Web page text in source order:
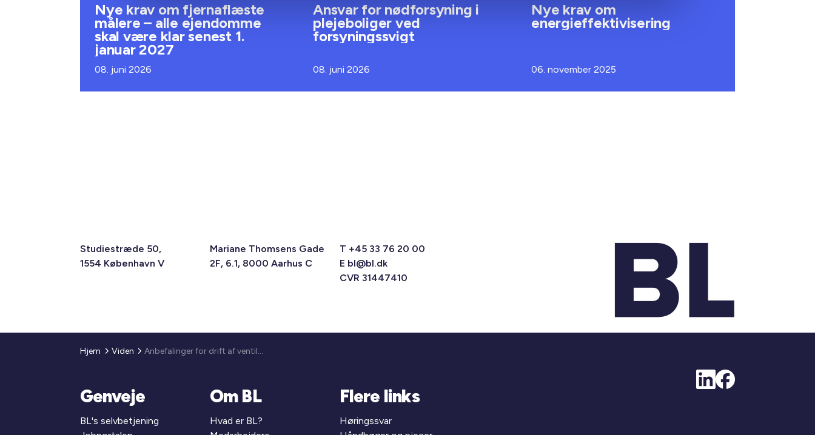
Nye krav om fjernaflæste
målere – alle ejendomme
skal være klar senest 1.
januar 2027
08. juni 2026
Ansvar for nødforsyning i
plejeboliger ved
forsyningssvigt
08. juni 2026
Nye krav om
energieffektivisering
06. november 2025
Studiestræde 50,
1554 København V
Mariane Thomsens Gade
2F, 6.1, 8000 Aarhus C
T +45 33 76 20 00
E bl@bl.dk
CVR 31447410
Hjem Viden Anbefalinger for drift af ventilationsanlæg under coronavirus trækkes tilbage
Genveje
BL's selvbetjening
Om BL
Hvad er BL?
Flere links
Høringssvar